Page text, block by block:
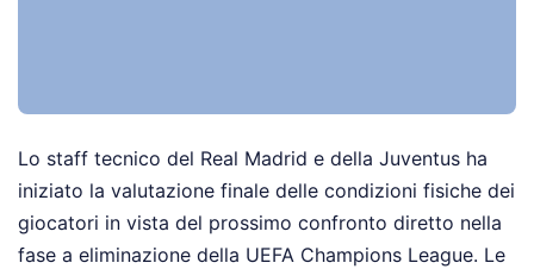
Lo staff tecnico del Real Madrid e della Juventus ha
iniziato la valutazione finale delle condizioni fisiche dei
giocatori in vista del prossimo confronto diretto nella
fase a eliminazione della UEFA Champions League. Le